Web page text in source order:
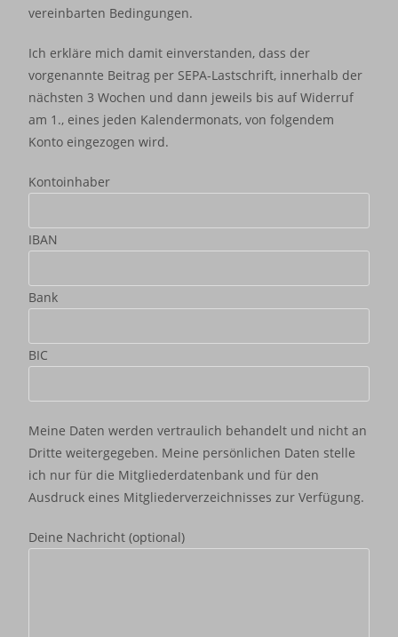
vereinbarten Bedingungen.
Ich erkläre mich damit einverstanden, dass der
vorgenannte Beitrag per SEPA-Lastschrift, innerhalb der
nächsten 3 Wochen und dann jeweils bis auf Widerruf
am 1., eines jeden Kalendermonats, von folgendem
Konto eingezogen wird.
Kontoinhaber
IBAN
Bank
BIC
Meine Daten werden vertraulich behandelt und nicht an
Dritte weitergegeben. Meine persönlichen Daten stelle
ich nur für die Mitgliederdatenbank und für den
Ausdruck eines Mitgliederverzeichnisses zur Verfügung.
Deine Nachricht (optional)